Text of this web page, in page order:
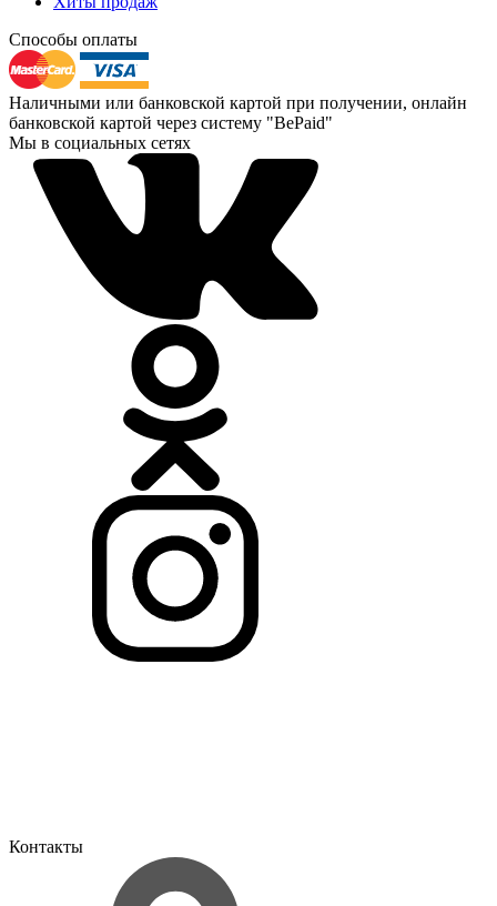
Способы оплаты
Наличными или банковской картой при получении, онлайн
банковской картой через систему "BePaid"
Мы в социальных сетях
Контакты